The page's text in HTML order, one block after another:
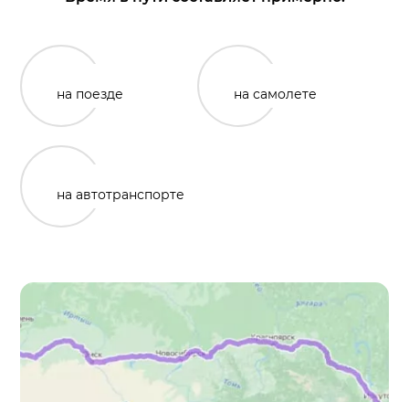
на поезде на самолете
на автотранспорте